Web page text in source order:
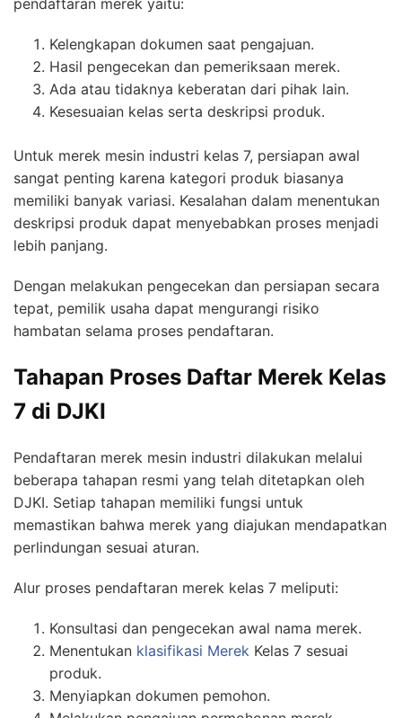
Kelengkapan dokumen saat pengajuan.
Hasil pengecekan dan pemeriksaan merek.
Ada atau tidaknya keberatan dari pihak lain.
Kesesuaian kelas serta deskripsi produk.
Untuk merek mesin industri kelas 7, persiapan awal
sangat penting karena kategori produk biasanya
memiliki banyak variasi. Kesalahan dalam menentukan
deskripsi produk dapat menyebabkan proses menjadi
lebih panjang.
Dengan melakukan pengecekan dan persiapan secara
tepat, pemilik usaha dapat mengurangi risiko
hambatan selama proses pendaftaran.
Tahapan Proses Daftar Merek Kelas
7 di DJKI
Pendaftaran merek mesin industri dilakukan melalui
beberapa tahapan resmi yang telah ditetapkan oleh
DJKI. Setiap tahapan memiliki fungsi untuk
memastikan bahwa merek yang diajukan mendapatkan
perlindungan sesuai aturan.
Alur proses pendaftaran merek kelas 7 meliputi:
Konsultasi dan pengecekan awal nama merek.
Menentukan klasifikasi Merek Kelas 7 sesuai
produk.
Menyiapkan dokumen pemohon.